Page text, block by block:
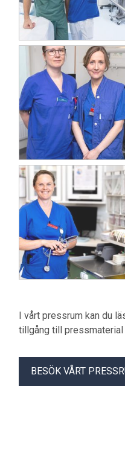
I vårt pressrum kan du
tillgång till
BESÖK VÅRT